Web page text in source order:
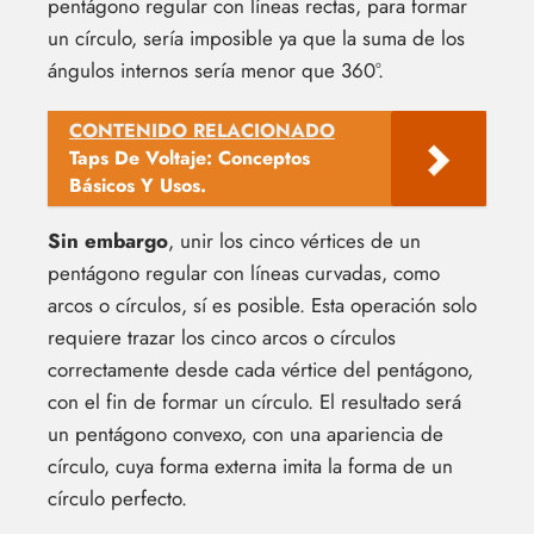
pentágono regular con líneas rectas, para formar
un círculo, sería imposible ya que la suma de los
ángulos internos sería menor que 360°.
CONTENIDO RELACIONADO
Taps De Voltaje: Conceptos
Básicos Y Usos.
Sin embargo, unir los cinco vértices de un
pentágono regular con líneas curvadas, como
arcos o círculos, sí es posible. Esta operación solo
requiere trazar los cinco arcos o círculos
correctamente desde cada vértice del pentágono,
con el fin de formar un círculo. El resultado será
un pentágono convexo, con una apariencia de
círculo, cuya forma externa imita la forma de un
círculo perfecto.